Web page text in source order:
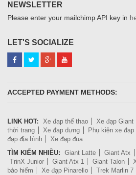
NEWSLETTER
Please enter your mailchimp API key in
LET'S SOCIALIZE
ACCEPTED PAYMENT METHODS:
LINK HOT: Xe đạp thể thao Xe đạp Giant
thời trang
Xe đạp dựng Phụ kiện xe đạp
đạp địa hình
Xe đạp đua
TÌM KIẾM NHIỀU:
Giant Latte Giant Atx
TrinX Junior
Giant Atx 1 Giant Talon
bảo hiểm
Xe đạp Pinarello Trek Marlin 7